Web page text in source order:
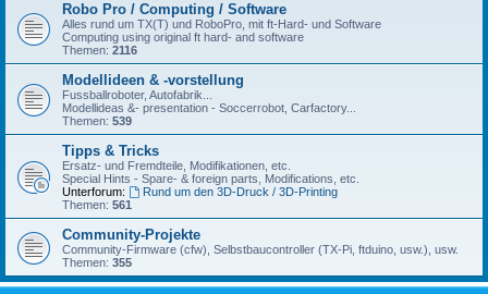
Robo Pro / Computing / Software
Alles rund um TX(T) und RoboPro, mit ft-Hard- und Software
Computing using original ft hard- and software
Themen: 2116
Modellideen & -vorstellung
Fussballroboter, Autofabrik...
Modellideas &- presentation - Soccerrobot, Carfactory...
Themen: 539
Tipps & Tricks
Ersatz- und Fremdteile, Modifikationen, etc.
Special Hints - Spare- & foreign parts, Modifications, etc.
Unterforum:
Rund um den 3D-Druck / 3D-Printing
Themen: 561
Community-Projekte
Community-Firmware (cfw), Selbstbaucontroller (TX-Pi, ftduino, usw.), usw.
Themen: 355